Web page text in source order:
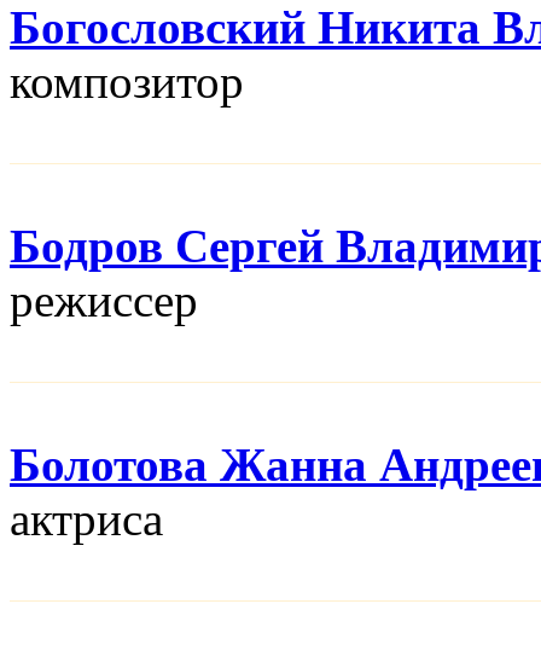
Богословский Никита
композитор
Бодров Сергей
режисcер
Болотова Жанна
актриса